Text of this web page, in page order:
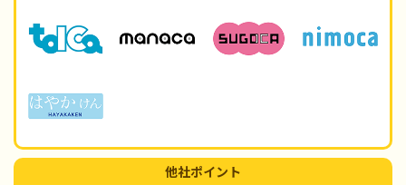
他社ポイント